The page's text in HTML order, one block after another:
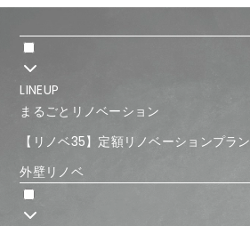
LINEUP
まるごとリノベーション
【リノベ35】定額リノベーションプラン
外壁リノベ